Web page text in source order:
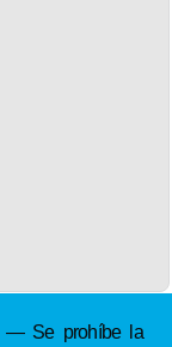
— Se prohíbe la